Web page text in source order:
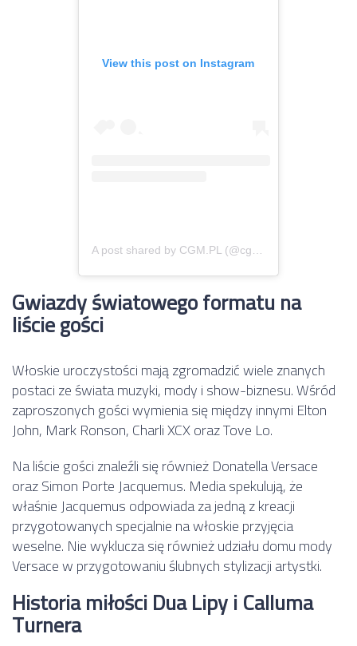
View this post on Instagram
Gwiazdy światowego formatu na
liście gości
Włoskie uroczystości mają zgromadzić wiele znanych
postaci ze świata muzyki, mody i show-biznesu. Wśród
zaproszonych gości wymienia się między innymi Elton
John, Mark Ronson,Charli XCXorazTove Lo.
Na liście gości znaleźli się równieżDonatella Versace
orazSimon Porte Jacquemus. Media spekulują, że
właśnie Jacquemus odpowiada za jedną z kreacji
przygotowanych specjalnie na włoskie przyjęcia
weselne. Nie wyklucza się również udziału domu mody
Versace w przygotowaniu ślubnych stylizacji artystki.
Historia miłości Dua Lipy i Calluma
Turnera